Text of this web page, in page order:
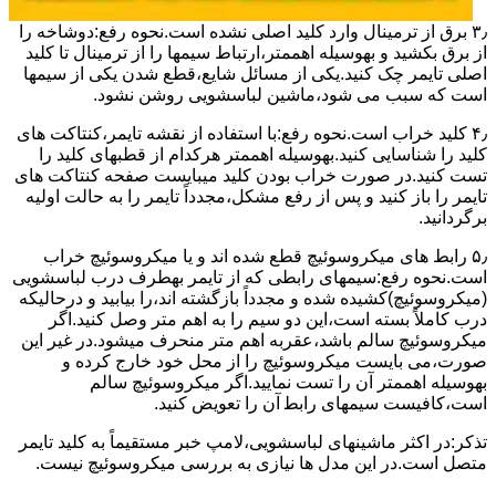
۳٫ ﺑﺮق از ﺗﺮﻣﯿﻨﺎل وارد ﮐﻠﯿﺪ اﺻﻠﯽ ﻧﺸﺪه است.نحوه رﻓﻊ:دوشاخه را
از ﺑﺮق بکشید و بهوسیله اهممتر،ارﺗﺒﺎط سیمها را از ﺗﺮﻣﯿﻨﺎل ﺗﺎ ﮐﻠﯿﺪ
اﺻﻠﯽ ﺗﺎﯾﻤﺮ چک کنید.یکی از مسائل شایع،ﻗﻄﻊ شدن ﯾﮑﯽ از سیمها
است که سبب می شود،ﻣﺎﺷﯿﻦ لباسشویی روﺷﻦ نشود.
۴٫ ﮐﻠﯿﺪ ﺧﺮاب اﺳﺖ.نحوه رفع:ﺑﺎ اﺳﺘﻔﺎده از ﻧﻘﺸﻪ ﺗﺎﯾﻤﺮ،ﮐﻨﺘﺎﮐﺖ ﻫﺎی
ﮐﻠﯿﺪ را ﺷﻨﺎﺳﺎﯾﯽ کنید.بهوسیله اهممتر هرکدام از قطبهای ﮐﻠﯿﺪ را
ﺗﺴﺖ ﮐﻨﯿﺪ.در ﺻﻮرت ﺧﺮاب ﺑﻮدن ﮐﻠﯿﺪ میبایست ﺻﻔﺤﻪ ﮐﻨﺘﺎﮐﺖ ﻫﺎی
ﺗﺎﯾﻤﺮ را باز کنید و ﭘﺲ از رﻓﻊ مشکل،مجدداً ﺗﺎﯾﻤﺮ را به حالت اوﻟﯿﻪ
برگردانید.
۵٫ رابط های ﻣﯿﮑﺮوﺳﻮﺋﯿﭻ ﻗﻄﻊ شده اند و ﯾﺎ ﻣﯿﮑﺮوﺳﻮﺋﯿﭻ ﺧﺮاب
اﺳﺖ.نحوه رفع:سیمهای راﺑﻄﯽ ﮐﻪ از ﺗﺎﯾﻤﺮ بهطرف درب لباسشویی
(ﻣﯿﮑﺮوﺳﻮﺋﯿﭻ)کشیده شده و مجدداً بازگشته اند،را ﺑﯿﺎﺑﯿﺪ و درحالیکه
درب کاملاً ﺑﺴﺘﻪ اﺳﺖ،اﯾﻦ دو ﺳﯿﻢ را ﺑﻪ اﻫﻢ ﻣﺘﺮ وصل کنید.اﮔﺮ
ﻣﯿﮑﺮوﺳﻮﺋﯿﭻ ﺳﺎﻟﻢ ﺑﺎﺷﺪ،ﻋﻘﺮﺑﻪ اهم متر ﻣﻨﺤﺮف میشود.در ﻏﯿﺮ اﯾﻦ
ﺻﻮرت،می بایست ﻣﯿﮑﺮوﺳﻮﺋﯿﭻ را از ﻣﺤﻞ خود ﺧﺎرج کرده و
بهوسیله اهممتر آن را ﺗﺴﺖ ﻧﻤﺎﯾﯿﺪ.اﮔﺮ ﻣﯿﮑﺮوﺳﻮﺋﯿﭻ ﺳﺎﻟﻢ
اﺳﺖ،ﮐﺎﻓﯿﺴﺖ سیمهای راﺑﻄ آن را ﺗﻌﻮﯾﺾ کنید.
ﺗﺬﮐﺮ:در اﮐﺜﺮ ماشینهای لباسشویی،ﻻﻣﭗ ﺧﺒﺮ مستقیماً ﺑﻪ ﮐﻠﯿﺪ ﺗﺎﯾﻤﺮ
ﻣﺘﺼﻞ اﺳﺖ.در اﯾﻦ مدل ها ﻧﯿﺎزی ﺑﻪ بررسی ﻣﯿﮑﺮوﺳﻮﺋﯿﭻ نیست.